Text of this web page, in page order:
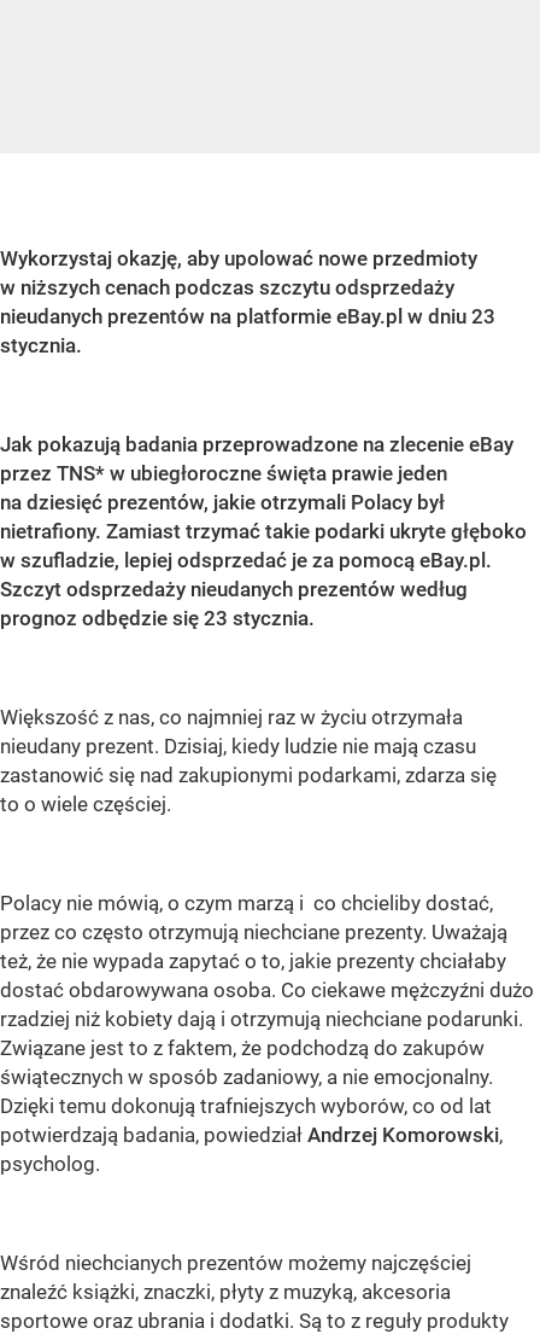
Wykorzystaj okazję, aby upolować nowe przedmioty
w niższych cenach podczas szczytu odsprzedaży
nieudanych prezentów na platformie eBay.pl w dniu 23
stycznia.
Jak pokazują badania przeprowadzone na zlecenie eBay
przez TNS* w ubiegłoroczne święta prawie jeden
na dziesięć prezentów, jakie otrzymali Polacy był
nietrafiony. Zamiast trzymać takie podarki ukryte głęboko
w szufladzie, lepiej odsprzedać je za pomocą eBay.pl.
Szczyt odsprzedaży nieudanych prezentów według
prognoz odbędzie się 23 stycznia.
Większość z nas, co najmniej raz w życiu otrzymała
nieudany prezent. Dzisiaj, kiedy ludzie nie mają czasu
zastanowić się nad zakupionymi podarkami, zdarza się
to o wiele częściej.
Polacy nie mówią, o czym marzą i co chcieliby dostać,
przez co często otrzymują niechciane prezenty. Uważają
też, że nie wypada zapytać o to, jakie prezenty chciałaby
dostać obdarowywana osoba. Co ciekawe mężczyźni dużo
rzadziej niż kobiety dają i otrzymują niechciane podarunki.
Związane jest to z faktem, że podchodzą do zakupów
świątecznych w sposób zadaniowy, a nie emocjonalny.
Dzięki temu dokonują trafniejszych wyborów, co od lat
potwierdzają badania, powiedział Andrzej Komorowski,
psycholog.
Wśród niechcianych prezentów możemy najczęściej
znaleźć książki, znaczki, płyty z muzyką, akcesoria
sportowe oraz ubrania i dodatki. Są to z reguły produkty